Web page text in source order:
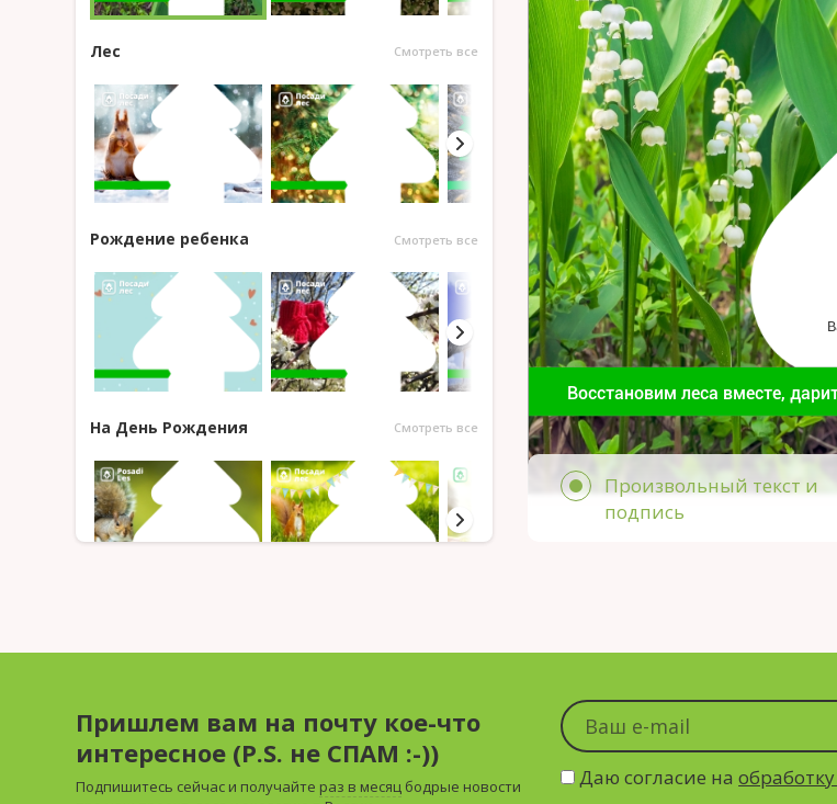
Лес Смотреть все
Рождение ребенка Смотреть все
На День Рождения Смотреть все
Восстановим леса вместе,
Произвольный текст и
подпись
Пришлем вам на почту кое-что
интересное (P.S. не СПАМ :-))
Подпишитесь сейчас и получайте раз в месяц бодрые новости
Даю согласие на